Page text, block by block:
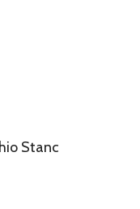
Stanc